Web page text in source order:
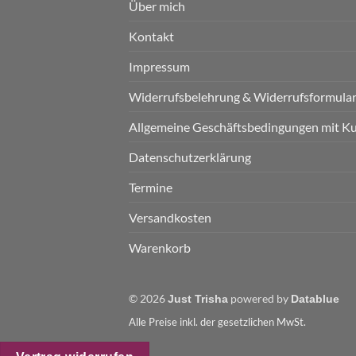
Über mich
Kontakt
Impressum
Widerrufsbelehrung & Widerrufsformular
Allgemeine Geschäftsbedingungen mit
Datenschutzerklärung
Termine
Versandkosten
Warenkorb
© 2026Just Trisha powered by Datablue
Alle Preise inkl. der gesetzlichen MwSt.